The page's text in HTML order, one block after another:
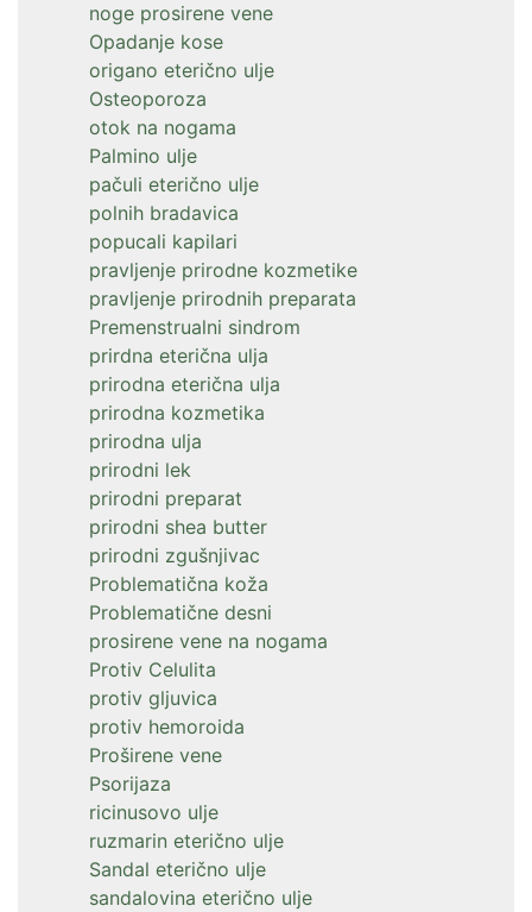
noge prosirene vene
Opadanje kose
origano eterično ulje
Osteoporoza
otok na nogama
Palmino ulje
pačuli eterično ulje
polnih bradavica
popucali kapilari
pravljenje prirodne kozmetike
pravljenje prirodnih preparata
Premenstrualni sindrom
prirdna eterična ulja
prirodna eterična ulja
prirodna kozmetika
prirodna ulja
prirodni lek
prirodni preparat
prirodni shea butter
prirodni zgušnjivac
Problematična koža
Problematične desni
prosirene vene na nogama
Protiv Celulita
protiv gljuvica
protiv hemoroida
Proširene vene
Psorijaza
ricinusovo ulje
ruzmarin eterično ulje
Sandal eterično ulje
sandalovina eterično ulje